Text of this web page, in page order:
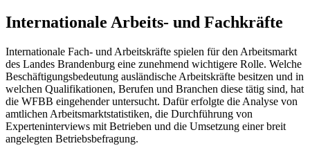
Internationale Arbeits- und Fachkräfte
Internationale Fach- und Arbeitskräfte spielen für den Arbeitsmarkt
des Landes Brandenburg eine zunehmend wichtigere Rolle. Welche
Beschäftigungsbedeutung ausländische Arbeitskräfte besitzen und in
welchen Qualifikationen, Berufen und Branchen diese tätig sind, hat
die WFBB eingehender untersucht. Dafür erfolgte die Analyse von
amtlichen Arbeitsmarktstatistiken, die Durchführung von
Experteninterviews mit Betrieben und die Umsetzung einer breit
angelegten Betriebsbefragung.